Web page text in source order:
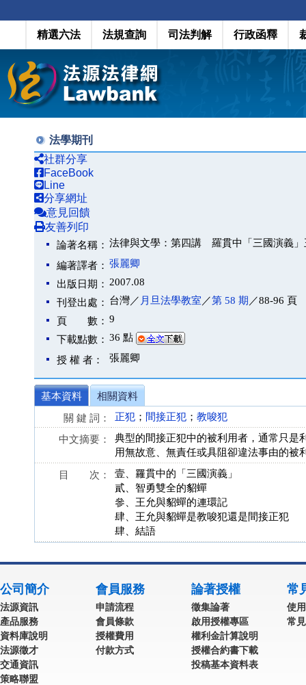
精選六法 法規查詢 司法判解 行政函釋
法學期刊
社群分享
FaceBook
Line
分享網址
意見回饋
友善列印
論著名稱： 法律與文學：第四講 羅貫中「三國演義
編著譯者： 張麗卿
出版日期： 2007.08
刊登出處： 台灣／ 月旦法學教室 ／第 58 期 ／88-96 頁
頁 數： 9
下載點數： 36 點
授 權 者： 張麗卿
基本資料
相關資料
關 鍵 詞：
正犯 ； 間接正犯 ； 教唆犯
中文摘要：
典型的間接正犯中的被利用者，通常只是
用無故意、無責任或具阻卻違法事由的被
目 次：
壹、羅貫中的「三國演義」
貳、智勇雙全的貂蟬
參、王允與貂蟬的連環記
肆、王允與貂蟬是教唆犯還是間接正犯
肆、結語
公司簡介
法源資訊
產品服務
資料庫說明
法源徵才
交通資訊
策略聯盟
會員服務
申請流程
會員條款
授權費用
付款方式
論著授權
徵集論著
啟用授權專區
權利金計算說明
授權合約書下載
投稿基本資料表
常
使
常